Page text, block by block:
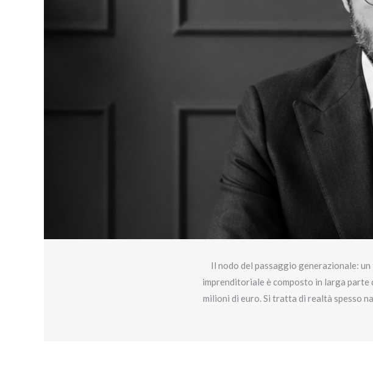
Il nodo del passaggio generazionale:
imprenditoriale è composto in larga
milioni di euro. Si tratta di realtà spesso